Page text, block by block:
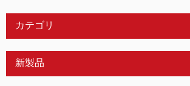
カテゴリ
新製品